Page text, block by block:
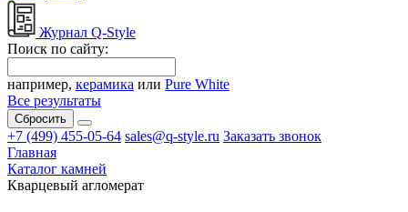
Журнал Q-Style
Поиск по сайту:
например, керамика или Pure White
Все результаты
Сбросить
+7 (499) 455-05-64 sales@q-style.ru Заказать звонок
Главная
Каталог камней
Кварцевый агломерат